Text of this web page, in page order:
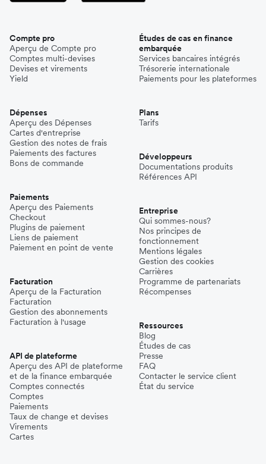
Compte pro
Aperçu de Compte pro
Comptes multi-devises
Devises et virements
Yield
Dépenses
Aperçu des Dépenses
Cartes d'entreprise
Gestion des notes de frais
Paiements des factures
Bons de commande
Paiements
Aperçu des Paiements
Checkout
Plugins de paiement
Liens de paiement
Paiement en point de vente
Facturation
Aperçu de la Facturation
Facturation
Gestion des abonnements
Facturation à l'usage
API de plateforme
Aperçu des API de plateforme
et de la finance embarquée
Comptes connectés
Comptes
Paiements
Taux de change et devises
Virements
Cartes
Études de cas en finance
embarquée
Services bancaires intégrés
Trésorerie internationale
Paiements pour les plateformes
Plans
Tarifs
Développeurs
Documentations produits
Références API
Entreprise
Qui sommes-nous?
Nos principes de
fonctionnement
Mentions légales
Gestion des cookies
Carrières
Programme de partenariats
Récompenses
Ressources
Blog
Études de cas
Presse
FAQ
Contacter le service client
État du service